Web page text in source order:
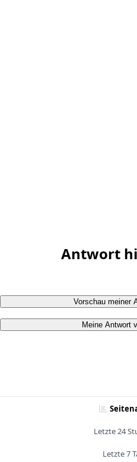
Antwort
Vorschau meiner
Meine Antwort
Letzte 24
Letzte 7